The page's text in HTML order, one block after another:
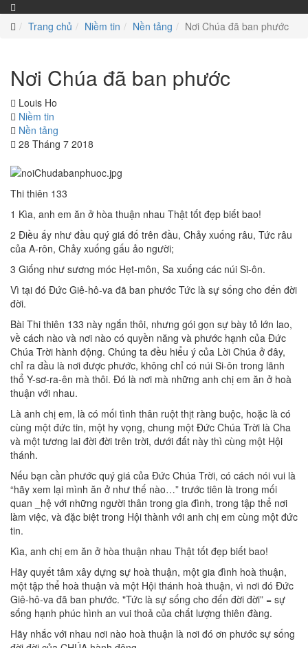
Trang chủ Niềm tin Nền tảng Nơi Chúa đã ban phước
Nơi Chúa đã ban phước
Louis Ho
Niềm tin
Nền tảng
28 Tháng 7 2018
Thi thiên 133
1 Kìa, anh em ăn ở hòa thuận nhau Thật tốt đẹp biết bao!
2 Điều ấy như đầu quý giá đố trên đầu, Chảy xuống râu, Tức râu
của A-rôn, Chảy xuống gấu ảo người;
3 Giống như sương móc Hẹt-môn, Sa xuống các núi Si-ôn.
Vì tại đó Đức Giê-hô-va đã ban phước Tức là sự sống cho đến đời
đời.
Bài Thi thiên 133 này ngắn thôi, nhưng gói gọn sự bày tỏ lớn lao,
về cách nào và nơi nào có quyền năng và phước hạnh của Đức
Chúa Trời hành động. Chúng ta đều hiểu ý của Lời Chúa ở đây,
chỉ ra đầu là nơi được phước, không chỉ có núi Si-ôn trong lãnh
thổ Y-sơ-ra-ên mà thôi. Đó là nơi mà những anh chị em ăn ở hoà
thuận với nhau.
Là anh chị em, là có mối tình thân ruột thịt ràng buộc, hoặc là có
cùng một đức tin, một hy vọng, chung một Đức Chúa Trời là Cha
và một tương lai đời đời trên trời, dưới đất này thì cùng một Hội
thánh.
Nếu bạn cần phước quý giá của Đức Chúa Trời, có cách nói vui là
“hãy xem lại mình ăn ở như thế nào…” trước tiên là trong mối
quan _hệ với những người thân trong gia đình, trong tập thể nơi
làm việc, và đặc biệt trong Hội thành với anh chị em cùng một đức
tin.
Kìa, anh chị em ăn ở hòa thuận nhau Thật tốt đẹp biết bao!
Hãy quyết tâm xây dựng sự hoà thuận, một gia đình hoà thuận,
một tập thể hoà thuận và một Hội thánh hoà thuận, vì nơi đó Đức
Giê-hô-va đã ban phước. "Tức là sự sống cho đến đời đời” = sự
sống hạnh phúc hình an vui thoả của chất lượng thiên đàng.
Hãy nhắc với nhau nơi nào hoà thuận là nơi đó ơn phước sự sống